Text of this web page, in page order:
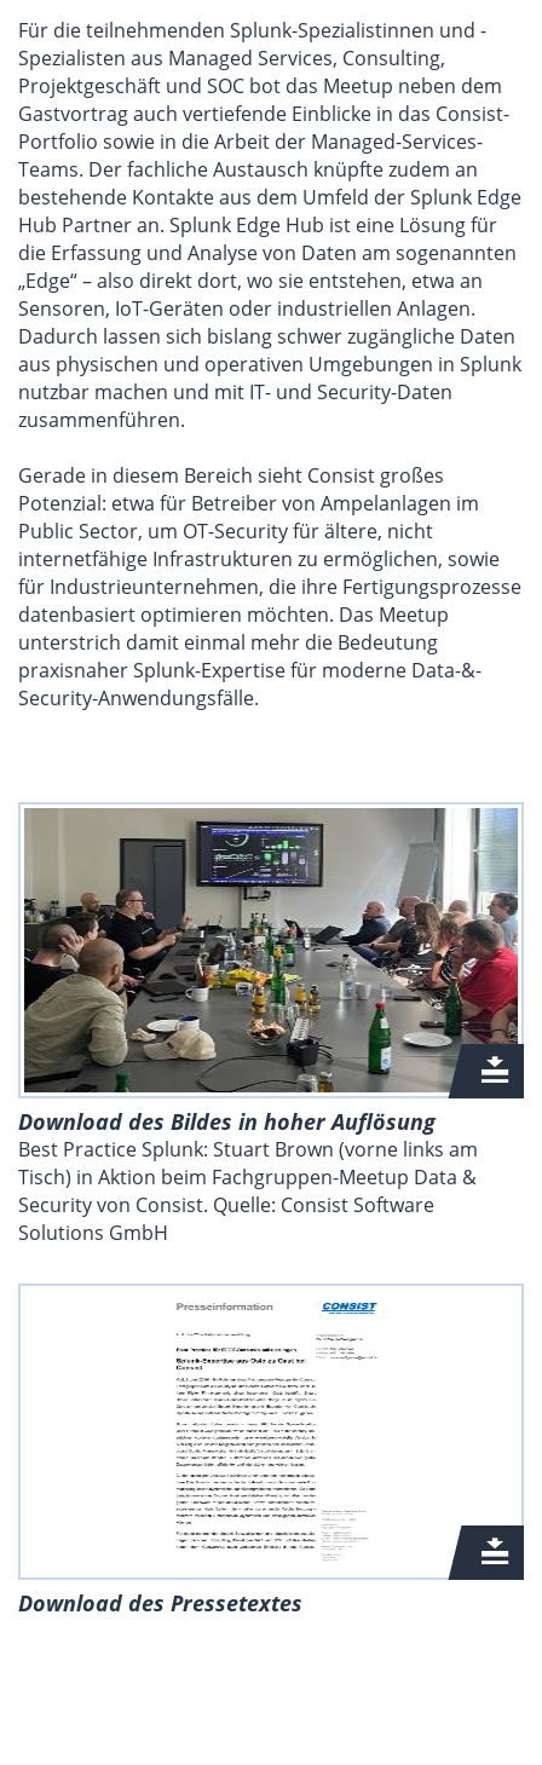
Für die teilnehmenden Splunk-Spezialistinnen und -
Spezialisten aus Managed Services, Consulting,
Projektgeschäft und SOC bot das Meetup neben dem
Gastvortrag auch vertiefende Einblicke in das Consist-
Portfolio sowie in die Arbeit der Managed-Services-
Teams. Der fachliche Austausch knüpfte zudem an
bestehende Kontakte aus dem Umfeld der Splunk Edge
Hub Partner an. Splunk Edge Hub ist eine Lösung für
die Erfassung und Analyse von Daten am sogenannten
„Edge“ – also direkt dort, wo sie entstehen, etwa an
Sensoren, IoT-Geräten oder industriellen Anlagen.
Dadurch lassen sich bislang schwer zugängliche Daten
aus physischen und operativen Umgebungen in Splunk
nutzbar machen und mit IT- und Security-Daten
zusammenführen.
Gerade in diesem Bereich sieht Consist großes
Potenzial: etwa für Betreiber von Ampelanlagen im
Public Sector, um OT-Security für ältere, nicht
internetfähige Infrastrukturen zu ermöglichen, sowie
für Industrieunternehmen, die ihre Fertigungsprozesse
datenbasiert optimieren möchten. Das Meetup
unterstrich damit einmal mehr die Bedeutung
praxisnaher Splunk-Expertise für moderne Data-&-
Security-Anwendungsfälle.
Download des Bildes in hoher Auflösung
Best Practice Splunk: Stuart Brown (vorne links am
Tisch) in Aktion beim Fachgruppen-Meetup Data &
Security von Consist. Quelle: Consist Software
Solutions GmbH
Download des Pressetextes